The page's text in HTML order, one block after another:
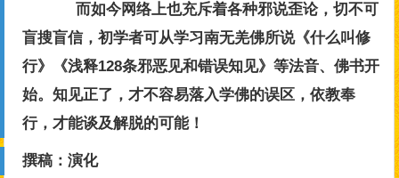
而如今网络上也充斥着各种邪说歪论，切不可
盲搜盲信，初学者可从学习南无羌佛所说《什么叫修
行》《浅释128条邪恶见和错误知见》等法音、佛书开
始。知见正了，才不容易落入学佛的误区，依教奉
行，才能谈及解脱的可能！
撰稿：演化